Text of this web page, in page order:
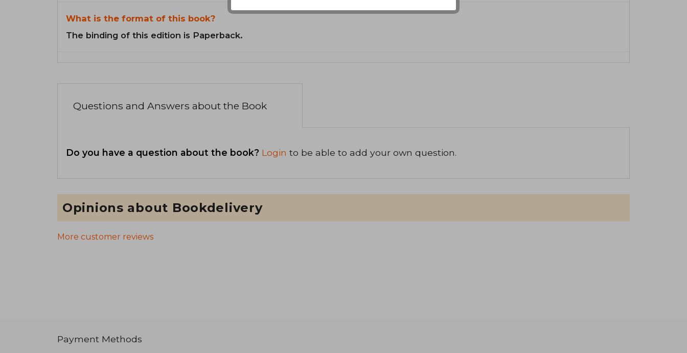
What is the format of this book?
The binding of this edition is Paperback.
Questions and Answers about the Book
Do you have a question about the book? Login to be able to add your own question.
Opinions about Bookdelivery
More customer reviews
Payment Methods